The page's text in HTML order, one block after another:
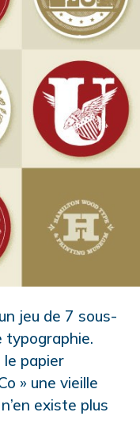
jeu de 7 sous-
typographie.
papier
» une vieille
existe plus